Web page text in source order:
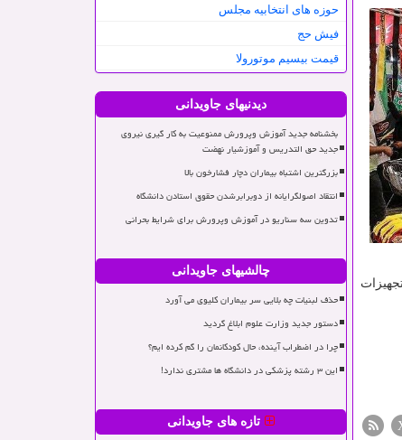
حوزه های انتخابیه مجلس
فیش حج
قیمت بیسیم موتورولا
دیدنیهای جاویدانی
بخشنامه جدید آموزش وپرورش ممنوعیت به کار گیری نیروی
جدید حق التدریس و آموزشیار نهضت
بزرگترین اشتباه بیماران دچار فشارخون بالا
انتقاد اصولگرایانه از دوبرابرشدن حقوق استادن دانشگاه
تدوین سه سناریو در آموزش وپرورش برای شرایط بحرانی
چالشیهای جاویدانی
حذف لبنیات چه بلایی سر بیماران کلیوی می آورد
دستور جدید وزارت علوم ابلاغ گردید
چرا در اضطراب آینده، حال کودکانمان را گم کرده ایم؟
این ۳ رشته پزشکی در دانشگاه ها مشتری ندارد!
تازه های جاویدانی